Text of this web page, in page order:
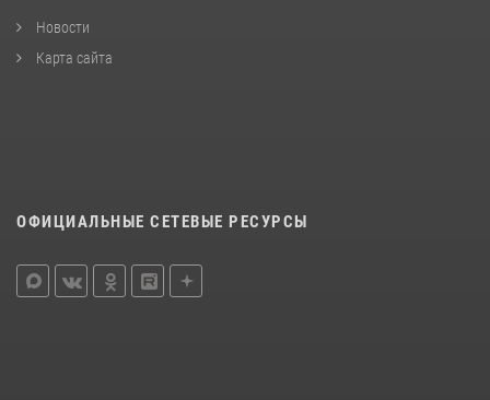
Новости
Карта сайта
ОФИЦИАЛЬНЫЕ СЕТЕВЫЕ РЕСУРСЫ